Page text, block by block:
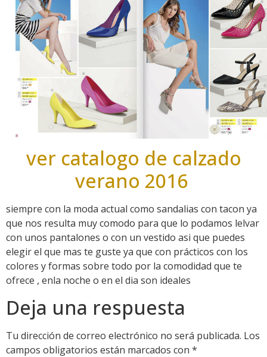
ver catalogo de calzado
verano 2016
siempre con la moda actual como sandalias con tacon ya
que nos resulta muy comodo para que lo podamos lelvar
con unos pantalones o con un vestido asi que puedes
elegir el que mas te guste ya que con prácticos con los
colores y formas sobre todo por la comodidad que te
ofrece , enla noche o en el dia son ideales
Deja una respuesta
Tu dirección de correo electrónico no será publicada. Los
campos obligatorios están marcados con *